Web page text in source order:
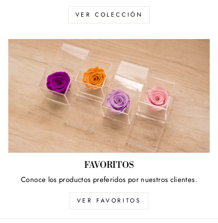
VER COLECCIÓN
FAVORITOS
Conoce los productos preferidos por nuestros clientes.
VER FAVORITOS